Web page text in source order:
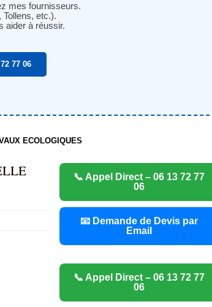
mes fournisseurs.
etc.).
aider à réussir.
77 06
ECOLOGIQUES
📞 Appel Direct – 06 13 72 77
06
📧 Demande de Devis par
Email
📞 Appel Direct – 06 13 72 77
06